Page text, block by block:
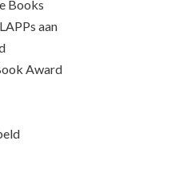
Books
aan
Award